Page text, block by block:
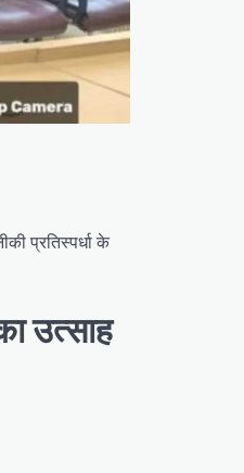
प्रतिस्पर्धा के
उत्साह